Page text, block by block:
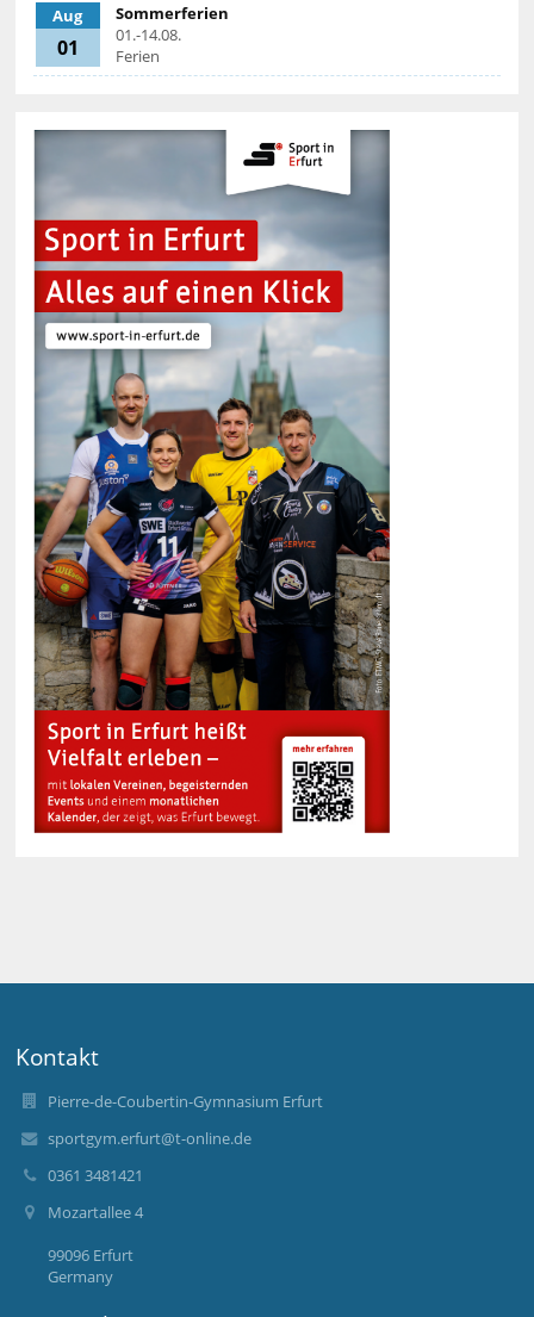
Aug
01
Sommerferien
01.-14.08.
Ferien
Kontakt
Pierre-de-Coubertin-Gymnasium Erfurt
sportgym.erfurt@t-online.de
0361 3481421
Mozartallee 4
99096 Erfurt
Germany